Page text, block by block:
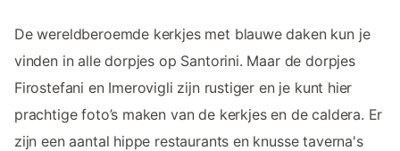
De wereldberoemde kerkjes met blauwe daken kun je
vinden in alle dorpjes op Santorini. Maar de dorpjes
Firostefani en Imerovigli zijn rustiger en je kunt hier
prachtige foto’s maken van de kerkjes en de caldera. Er
zijn een aantal hippe restaurants en knusse taverna's